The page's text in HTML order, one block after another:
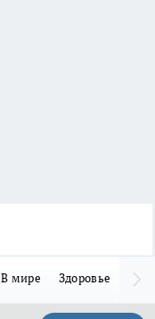
В мире Здоровье